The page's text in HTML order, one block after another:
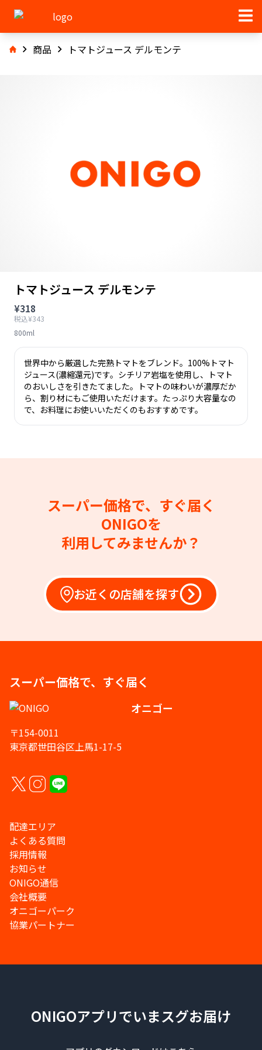
商品 トマトジュース デルモンテ
トマトジュース デルモンテ
¥318
税込¥343
800ml
世界中から厳選した完熟トマトをブレンド。100%トマト
ジュース(濃縮還元)です。シチリア岩塩を使用し、トマト
のおいしさを引きたてました。トマトの味わいが濃厚だか
ら、割り材にもご使用いただけます。たっぷり大容量なの
で、お料理にお使いいただくのもおすすめです。
スーパー価格で、すぐ届く
ONIGOを
利用してみませんか？
お近くの店舗を探す
スーパー価格で、すぐ届く
オニゴー
〒154-0011
東京都世田谷区上馬1-17-5
配達エリア
よくある質問
採用情報
お知らせ
ONIGO通信
会社概要
オニゴーパーク
協業パートナー
ONIGOアプリでいまスグお届け